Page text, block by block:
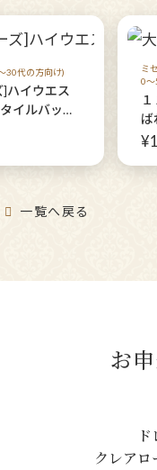
30代の方向け)
ハイウエス
イルバッチ
ミ
0～
ば
品
一覧へ戻る
お
クレアロ